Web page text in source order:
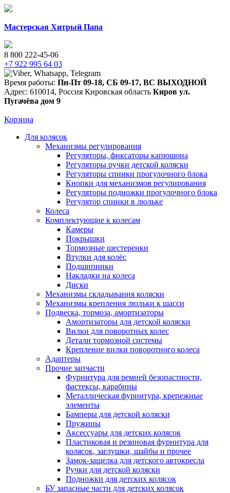
Мастерская Хитрый Папа
8 800 222-45-06
+7 922 995 64 03
Время работы: Пн-Пт 09-18, СБ 09-17, ВС ВЫХОДНОЙ
Адрес: 610014, Россия Кировская область Киров ул.
Пугачёва дом 9
Корзина
Для колясок
Механизмы регулирования
Регуляторы, фиксаторы капюшона
Регуляторы ручки детской коляски
Регуляторы спинки прогулочного блока
Кнопки для механизмов регулирования
Регуляторы подножки прогулочного блока
Регулятор спинки в люльке
Колеса
Комплектующие к колесам
Камеры
Покрышки
Тормозные шестеренки
Втулки для колёс
Подшипники
Накладки на колеса
Диски
Механизмы складывания коляски
Механизмы крепления люльки к шасси
Подвеска, тормоза, амортизаторы
Амортизаторы для детской коляски
Вилки для поворотных колес
Детали тормозной системы
Крепление вилки поворотного колеса
Адаптеры
Прочие запчасти
Фурнитура для ремней безопастности,
фастексы, карабины
Металлическая фурнитура, крепежные
элементы
Бамперы для детской коляски
Пружины
Аксессуары для детских колясок
Пластиковая и резиновая фурнитура для
колясок, заглушки, шайбы и прочее
Замок-защелка для детского автокресла
Ручки для детской коляски
Подножки для детских колясок
БУ запасные части для детских колясок